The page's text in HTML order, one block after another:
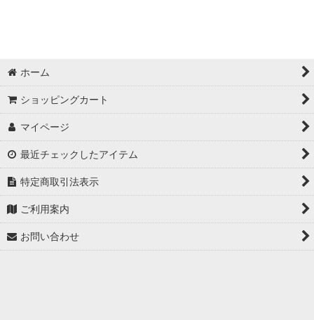
ホーム
ショッピングカート
マイページ
最近チェックしたアイテム
特定商取引法表示
ご利用案内
お問い合わせ